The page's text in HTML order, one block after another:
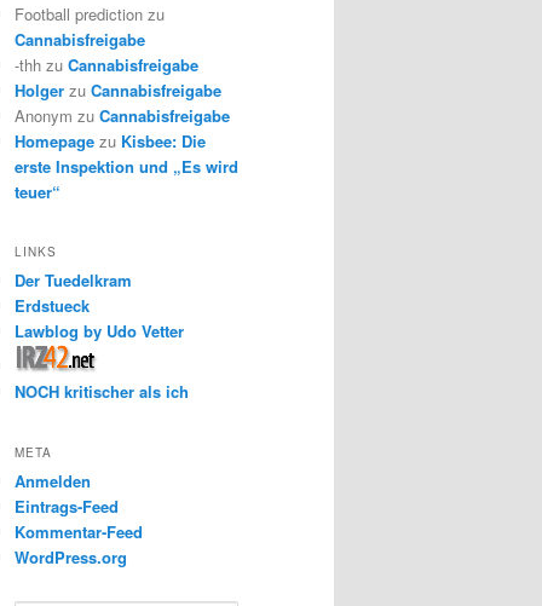
Football prediction zu
Cannabisfreigabe
-thh zu Cannabisfreigabe
Holger zu Cannabisfreigabe
Anonym zu Cannabisfreigabe
Homepage zu Kisbee: Die
erste Inspektion und „Es wird
teuer“
LINKS
Der Tuedelkram
Erdstueck
Lawblog by Udo Vetter
NOCH kritischer als ich
META
Anmelden
Eintrags-Feed
Kommentar-Feed
WordPress.org